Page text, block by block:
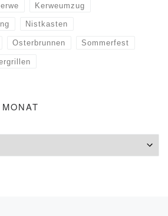
Kerweumzug
Nistkasten
Osterbrunnen Sommerfest